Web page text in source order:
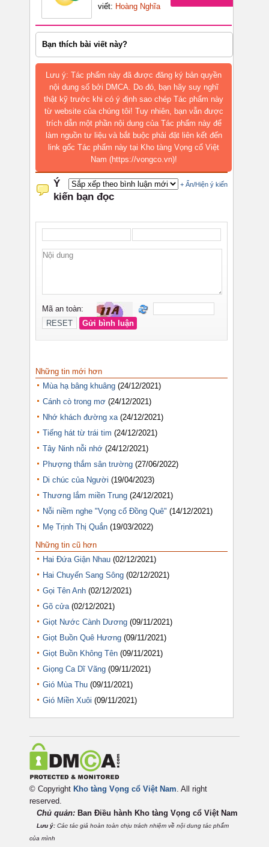
viết: Hoàng Nghĩa
Bạn thích bài viết này?
Lưu ý: Tác phẩm này đã được đăng ký bản quyền
nội dung số bởi DMCA. Do đó, bạn hãy suy nghĩ
thật kỹ trước khi có ý định sao chép Tác phẩm này
từ website của chúng tôi! Tuy nhiên, bạn vẫn được
trích dẫn một phần nội dung của Tác phẩm này để
làm nguồn tư liệu và bắt buộc phải đặt liên kết đến
link gốc Tác phẩm này tại Kho tàng Vọng cổ Việt
Nam (https://vongco.vn)!
Những tin mới hơn
Mùa hạ bâng khuâng (24/12/2021)
Cánh cò trong mơ (24/12/2021)
Nhớ khách đường xa (24/12/2021)
Tiếng hát từ trái tim (24/12/2021)
Tây Ninh nỗi nhớ (24/12/2021)
Phượng thắm sân trường (27/06/2022)
Di chúc của Người (19/04/2023)
Thương lắm miền Trung (24/12/2021)
Nỗi niềm nghe "Vọng cổ Đồng Quê" (14/12/2021)
Mẹ Trịnh Thị Quắn (19/03/2022)
Những tin cũ hơn
Hai Đứa Giận Nhau (02/12/2021)
Hai Chuyến Sang Sông (02/12/2021)
Gọi Tên Anh (02/12/2021)
Gõ cửa (02/12/2021)
Giọt Nước Cành Dương (09/11/2021)
Giọt Buồn Quê Hương (09/11/2021)
Giọt Buồn Không Tên (09/11/2021)
Giọng Ca Dĩ Vãng (09/11/2021)
Gió Mùa Thu (09/11/2021)
Gió Miền Xuôi (09/11/2021)
© Copyright Kho tàng Vọng cổ Việt Nam. All right
reserved.
Chủ quản: Ban Điều hành Kho tàng Vọng cổ Việt Nam
Lưu ý: Các tác giả hoàn toàn chịu trách nhiệm về nội dung tác phẩm
của mình